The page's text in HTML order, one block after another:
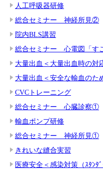
人工呼吸器研修
総合セミナー 神経所見②
院内BLS講習
総合セミナー 心電図「す
大量出血＜大量出血時の対
大量出血＜安全な輸血のた
CVCトレーニング
総合セミナー 心臓診察①
輸血ポンプ研修
総合セミナー 神経所見①
きれいな縫合実習
医療安全＜感染対策（ｽﾀﾝﾀﾞ